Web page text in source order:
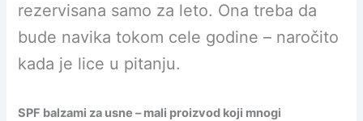
rezervisana samo za leto. Ona treba da
bude navika tokom cele godine – naročito
kada je lice u pitanju.
SPF balzami za usne – mali proizvod koji mnogi